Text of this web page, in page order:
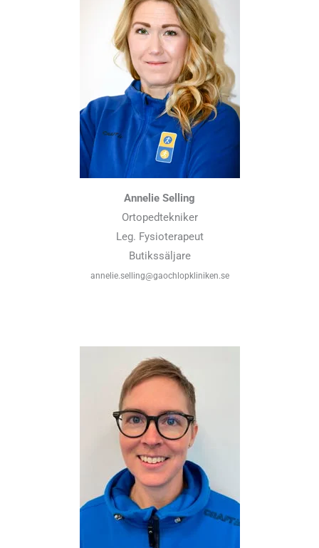
Annelie Selling
Ortopedtekniker
Leg. Fysioterapeut
Butikssäljare
annelie.selling@gaochlopkliniken.se